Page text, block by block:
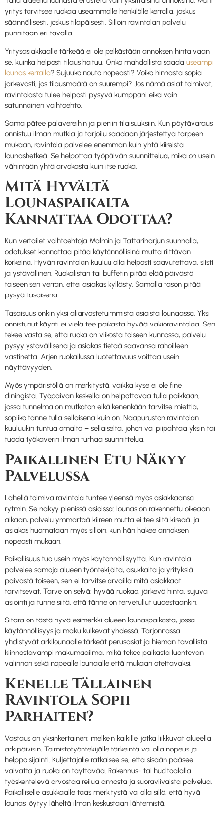
yritys tarvitsee ruokaa useammalle henkilölle kerralla, joskus
säännöllisesti, joskus tilapäisesti. Silloin ravintolan palvelu
punnitaan eri tavalla.
Yritysasiakkaalle tärkeää ei ole pelkästään annoksen hinta vaan
se, kuinka helposti tilaus hoituu. Onko mahdollista saada useampi
lounas kerralla? Sujuuko nouto nopeasti? Voiko hinnasta sopia
järkevästi, jos tilausmäärä on suurempi? Jos nämä asiat toimivat,
ravintolasta tulee helposti pysyvä kumppani eikä vain
satunnainen vaihtoehto.
Sama pätee palavereihin ja pieniin tilaisuuksiin. Kun pöytävaraus
onnistuu ilman mutkia ja tarjoilu saadaan järjestettyä tarpeen
mukaan, ravintola palvelee enemmän kuin yhtä kiireistä
lounashetkeä. Se helpottaa työpäivän suunnittelua, mikä on usein
vähintään yhtä arvokasta kuin itse ruoka.
Mitä Hyvältä
Lounaspaikalta
Kannattaa Odottaa?
Kun vertailet vaihtoehtoja Malmin ja Tattariharjun suunnalla,
odotukset kannattaa pitää käytännöllisinä mutta riittävän
korkeina. Hyvän ravintolan kuuluu olla helposti saavutettava, siisti
ja ystävällinen. Ruokalistan tai buffetin pitää elää päivästä
toiseen sen verran, ettei asiakas kyllästy. Samalla tason pitää
pysyä tasaisena.
Tasaisuus onkin yksi aliarvostetuimmista asioista lounaassa. Yksi
onnistunut käynti ei vielä tee paikasta hyvää vakioravintolaa. Sen
tekee vasta se, että ruoka on viikosta toiseen kunnossa, palvelu
pysyy ystävällisenä ja asiakas tietää saavansa rahoilleen
vastinetta. Arjen ruokailussa luotettavuus voittaa usein
näyttävyyden.
Myös ympäristöllä on merkitystä, vaikka kyse ei ole fine
diningista. Työpäivän keskellä on helpottavaa tulla paikkaan,
jossa tunnelma on mutkaton eikä kenenkään tarvitse miettiä,
sopiiko tänne tulla sellaisena kuin on. Naapuruston ravintolan
kuuluukin tuntua omalta – sellaiselta, johon voi piipahtaa yksin tai
tuoda työkaverin ilman turhaa suunnittelua.
Paikallinen Etu Näkyy
Palvelussa
Lähellä toimiva ravintola tuntee yleensä myös asiakkaansa
rytmin. Se näkyy pienissä asioissa: lounas on rakennettu oikeaan
aikaan, palvelu ymmärtää kiireen mutta ei tee siitä kireää, ja
asiakas huomataan myös silloin, kun hän hakee annoksen
nopeasti mukaan.
Paikallisuus tuo usein myös käytännöllisyyttä. Kun ravintola
palvelee samoja alueen työntekijöitä, asukkaita ja yrityksiä
päivästä toiseen, sen ei tarvitse arvailla mitä asiakkaat
tarvitsevat. Tarve on selvä: hyvää ruokaa, järkevä hinta, sujuva
asiointi ja tunne siitä, että tänne on tervetullut uudestaankin.
Sitara on tästä hyvä esimerkki alueen lounaspaikasta, jossa
käytännöllisyys ja maku kulkevat yhdessä. Tarjonnassa
yhdistyvät arkilounaalle tärkeät perusasiat ja hieman tavallista
kiinnostavampi makumaailma, mikä tekee paikasta luontevan
valinnan sekä nopealle lounaalle että mukaan otettavaksi.
Kenelle Tällainen
Ravintola Sopii
Parhaiten?
Vastaus on yksinkertainen: melkein kaikille, jotka liikkuvat alueella
arkipäivisin. Toimistotyöntekijälle tärkeintä voi olla nopeus ja
helppo sijainti. Kuljettajalle ratkaisee se, että sisään pääsee
vaivatta ja ruoka on täyttävää. Rakennus- tai huoltoalalla
työskentelevä arvostaa reilua annosta ja suoraviivaista palvelua.
Paikalliselle asukkaalle taas merkitystä voi olla sillä, että hyvä
lounas löytyy läheltä ilman keskustaan lähtemistä.